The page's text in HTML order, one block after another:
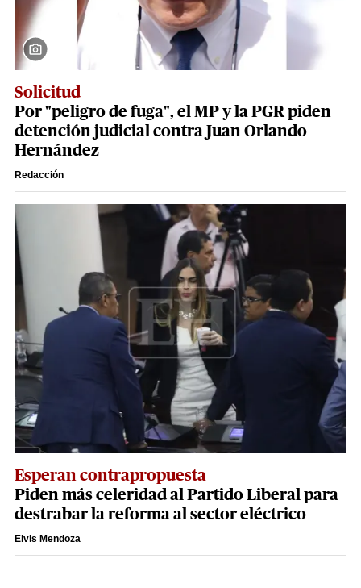
Solicitud
Por "peligro de fuga", el MP y la PGR piden
detención judicial contra Juan Orlando
Hernández
Redacción
Esperan contrapropuesta
Piden más celeridad al Partido Liberal para
destrabar la reforma al sector eléctrico
Elvis Mendoza